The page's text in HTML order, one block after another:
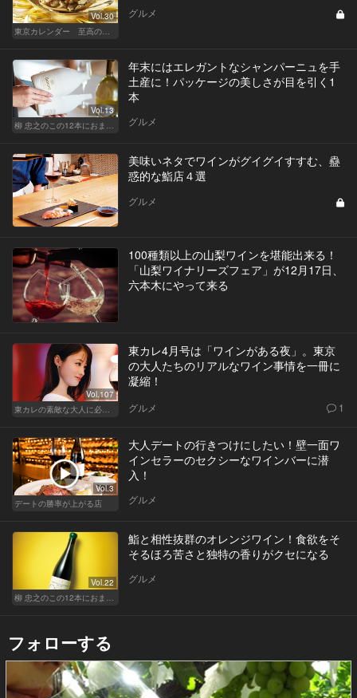
Vol.30
東京カレンダー 至高の名店シリーズ
グルメ
Vol.13
柳 忠之のこの12本におまかせ
年末にはエレガントなシャンパーニュを手
土産に！パッケージの美しさが目を引く1
本
グルメ
美味いネタでワインがグイグイすすむ、蠱
惑的な鮨店４選
グルメ
100種類以上の山梨ワインを堪能出来る！
「山梨ワイナリーズフェア」が12月17日、
六本木にやって来る
Vol.107
東カレの素敵な大人に必要なこと
東カレ4月号は「ワインがある夜」。東京
の大人たちのリアルなワイン事情を一冊に
凝縮！
グルメ 1
Vol.3
デートの勝率が上がる店
大人デートの行きつけにしたい！壁一面ワ
インセラーのセクシーなワインバーに潜
入！
グルメ
Vol.22
柳 忠之のこの12本におまかせ
鮨と相性抜群のオレンジワイン！食欲をそ
そるほろ苦さと独特の香りがクセになる
グルメ
フォローする